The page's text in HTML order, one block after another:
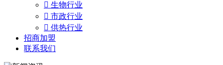
 生物行业
 市政行业
 供热行业
招商加盟
联系我们